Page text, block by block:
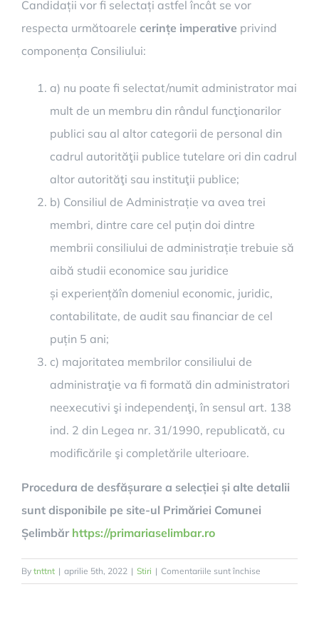
Candidații vor fi selectați astfel încât se vor
respecta următoarele cerințe imperative privind
componența Consiliului:
a) nu poate fi selectat/numit administrator mai
mult de un membru din rândul funcţionarilor
publici sau al altor categorii de personal din
cadrul autorităţii publice tutelare ori din cadrul
altor autorităţi sau instituţii publice;
b) Consiliul de Administrație va avea trei
membri, dintre care cel puțin doi dintre
membrii consiliului de administrație trebuie să
aibă studii economice sau juridice
și experiențăîn domeniul economic, juridic,
contabilitate, de audit sau financiar de cel
puțin 5 ani;
c) majoritatea membrilor consiliului de
administraţie va fi formată din administratori
neexecutivi şi independenţi, în sensul art. 138
ind. 2 din Legea nr. 31/1990, republicată, cu
modificările şi completările ulterioare.
Procedura de desfășurare a selecției și alte detalii
sunt disponibile pe site-ul Primăriei Comunei
Șelimbăr https://primariaselimbar.ro
By tnttnt | aprilie 5th, 2022 | Stiri | Comentariile sunt închise
Comuna